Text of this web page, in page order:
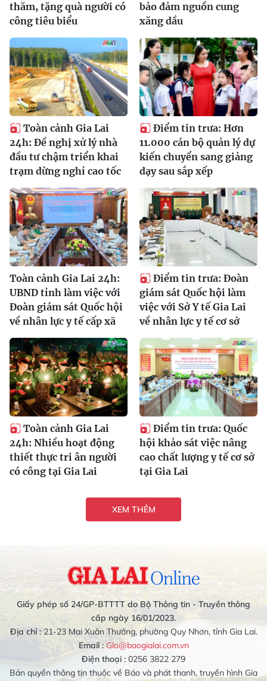
thăm, tặng quà người có
công tiêu biểu
bảo đảm nguồn cung
xăng dầu
Toàn cảnh Gia Lai
24h: Đề nghị xử lý nhà
đầu tư chậm triển khai
trạm dừng nghỉ cao tốc
Điểm tin trưa: Hơn
11.000 cán bộ quản lý dự
kiến chuyển sang giảng
dạy sau sắp xếp
Toàn cảnh Gia Lai 24h:
UBND tỉnh làm việc với
Đoàn giám sát Quốc hội
về nhân lực y tế cấp xã
Điểm tin trưa: Đoàn
giám sát Quốc hội làm
việc với Sở Y tế Gia Lai
về nhân lực y tế cơ sở
Toàn cảnh Gia Lai
24h: Nhiều hoạt động
thiết thực tri ân người
có công tại Gia Lai
Điểm tin trưa: Quốc
hội khảo sát việc nâng
cao chất lượng y tế cơ sở
tại Gia Lai
XEM THÊM
Giấy phép số 24/GP-BTTTT do Bộ Thông tin - Truyền thông
cấp ngày 16/01/2023.
Địa chỉ :21-23 Mai Xuân Thưởng, phường Quy Nhơn, tỉnh Gia Lai.
Email : Glo@baogialai.com.vn
Điện thoại : 0256 3822 279
Bản quyền thông tin thuộc về Báo và phát thanh, truyền hình Gia